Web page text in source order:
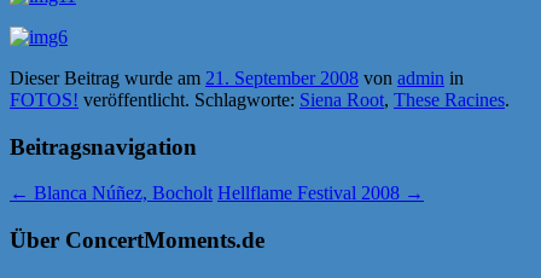
Dieser Beitrag wurde am 21. September 2008 von admin in
FOTOS! veröffentlicht. Schlagworte: Siena Root, These Racines.
Beitragsnavigation
← Blanca Núñez, Bocholt Hellflame Festival 2008 →
Über ConcertMoments.de